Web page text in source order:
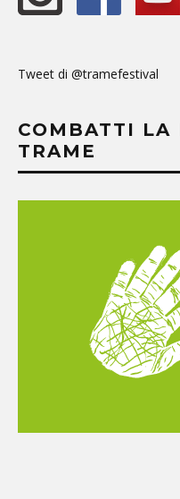
Tweet di @tramefestival
COMBATTI LA
TRAME